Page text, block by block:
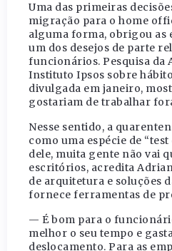
Uma das primeiras
migração para o home
alguma forma, obrigou as
um dos desejos de parte
funcionários. Pesquisa da
Instituto Ipsos sobre
divulgada em janeiro,
gostariam de trabalhar
Nesse sentido, a
como uma espécie de
dele, muita gente não vai
escritórios, acredita
de arquitetura e soluções
fornece ferramentas de
— É bom para o
melhor o seu tempo e
deslocamento. Para as